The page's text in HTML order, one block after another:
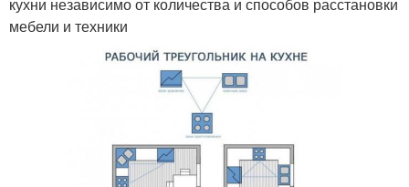
кухни независимо от количества и способов расстановки
мебели и техники